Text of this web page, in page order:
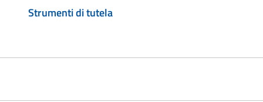
Strumenti di tutela